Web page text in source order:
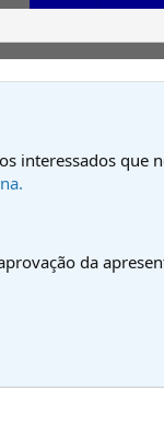
interessados que
da